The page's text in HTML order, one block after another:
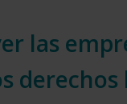
las
derechos